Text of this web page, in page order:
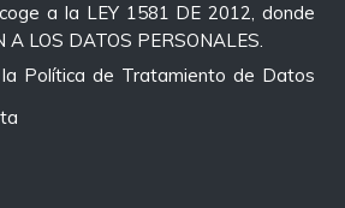
a la LEY 1581 DE 2012, donde
A LOS DATOS PERSONALES.
la Política de Tratamiento de Datos